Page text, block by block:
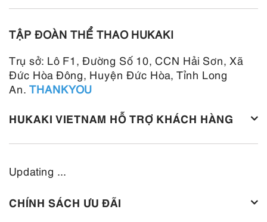
TẬP ĐOÀN THỂ THAO HUKAKI
Trụ sở: Lô F1, Đường Số 10, CCN Hải Sơn, Xã
Đức Hòa Đông, Huyện Đức Hòa, Tỉnh Long
An. THANKYOU
HUKAKI VIETNAM HỖ TRỢ KHÁCH HÀNG
Updating ...
CHÍNH SÁCH ƯU ĐÃI